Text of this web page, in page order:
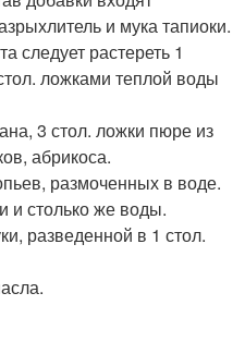
и мука тапиоки.
следует растереть 1
ложками теплой воды
3 стол. ложки пюре из
абрикоса.
размоченных в воде.
и столько же воды.
разведенной в 1 стол.